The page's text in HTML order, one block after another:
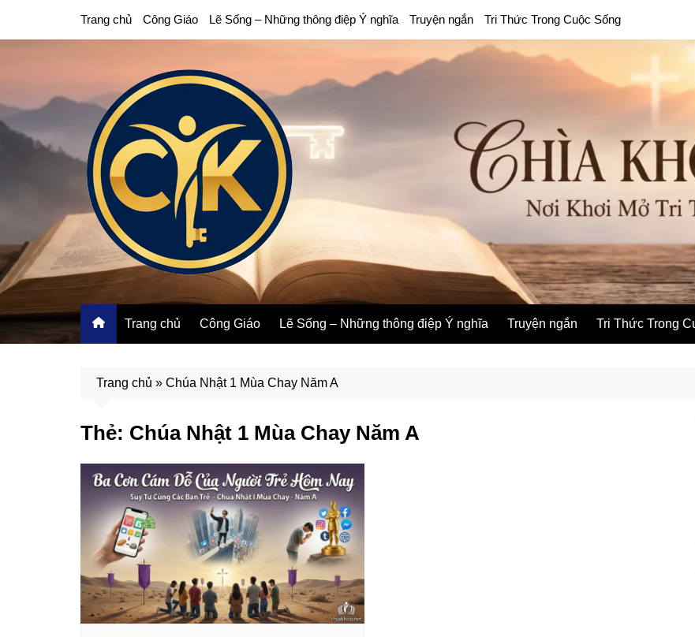
Trang chủ Công Giáo Lẽ Sống – Những thông điệp Ý nghĩa Truyện ngắn Tri Thức Trong Cuộc Sống
Trang chủ Công Giáo Lẽ Sống – Những thông điệp Ý nghĩa Truyện ngắn Tri Thức Trong
Trang chủ » Chúa Nhật 1 Mùa Chay Năm A
Thẻ: Chúa Nhật 1 Mùa Chay Năm A